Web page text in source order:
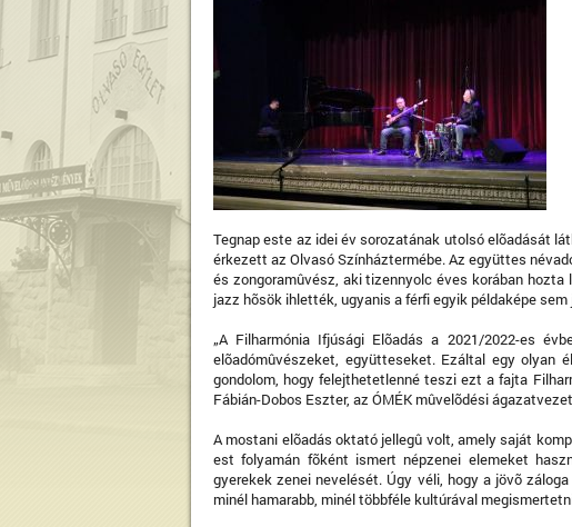
Tegnap este az idei év sorozatának utolsó elõadását
érkezett az Olvasó Színháztermébe. Az együttes
és zongoramûvész, aki tizennyolc éves korában
jazz hõsök ihlették, ugyanis a férfi egyik példaképe
„A Filharmónia Ifjúsági Elõadás a 2021/2022-es
elõadómûvészeket, együtteseket. Ezáltal egy olyan
gondolom, hogy felejthetetlenné teszi ezt a fajta
Fábián-Dobos Eszter, az ÓMÉK mûvelõdési
A mostani elõadás oktató jellegû volt, amely saját
est folyamán fõként ismert népzenei elemeket
gyerekek zenei nevelését. Úgy véli, hogy a jövõ
minél hamarabb, minél többféle kultúrával